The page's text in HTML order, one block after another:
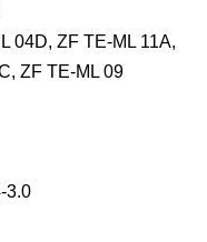
04D, ZF TE-ML 11A,
ZF TE-ML 09
3.0